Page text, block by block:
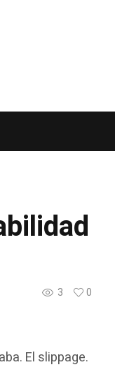
Manufacturing
3 0
El slippage.